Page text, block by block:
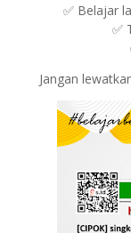
✅ Belajar
✅
Jangan